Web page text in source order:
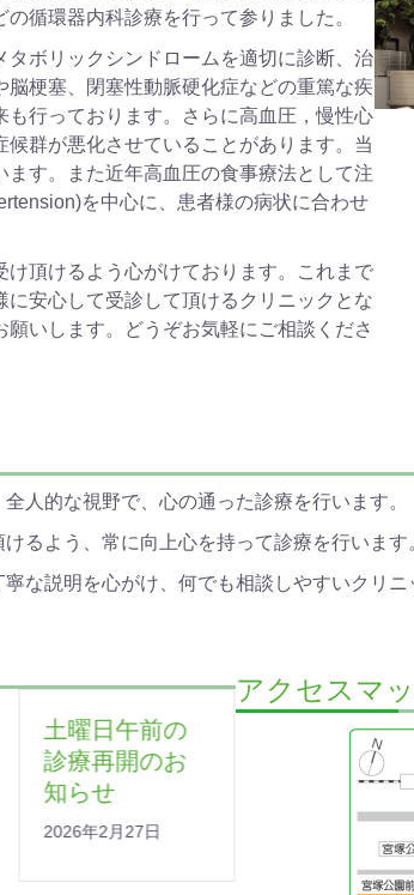
循環器内科診療を行って参りました。
ボリックシンドロームを適切に診断、治
梗塞、閉塞性動脈硬化症などの重篤な疾
も行っております。
さらに高血圧，慢性心
群が悪化させていることがあります。当
す。また近年高血圧の食事療法として注
を中心に、患者様の病状に合わせ
頂けるよう心がけております。これまで
安心して受診して頂けるクリニックとな
いします。どうぞお気軽にご相談くださ
人的な視野で、心の通った診療を行います。
るよう、常に向上心を持って診療を行います
な説明を心がけ、何でも相談しやすいクリニ
午前の
開のお
月27日
アクセスマ